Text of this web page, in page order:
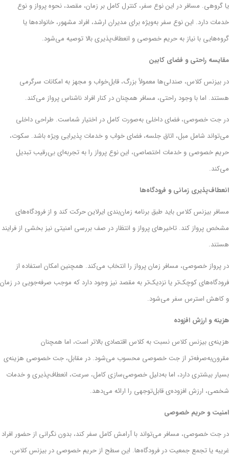
یا گروهی. مسافر در این نوع سفر، کنترل کامل بر زمان، مقصد، نحوه پرواز و نوع
خدمات دارد. این نوع سفر به‌ویژه برای مدیران ارشد، افراد مشهور، خانواده‌ها یا
گروه‌هایی با نیاز به حریم خصوصی و انعطاف‌پذیری بالا توصیه می‌شود.
مقایسه راحتی و فضای کابین
در بیزنس کلاس، صندلی‌ها معمولاً بزرگ، قابل‌خواب و مجهز به امکانات سرگرمی
هستند. اما با وجود راحتی، مسافر همچنان در کنار افراد ناشناس پرواز می‌کند.
در جت خصوصی، فضای داخلی به‌صورت کامل در اختیار شماست. طراحی داخلی
می‌تواند شامل مبل، اتاق جلسه، فضای خواب و خدمات پذیرایی ویژه باشد. سکوت،
حریم خصوصی و خدمات اختصاصی، این نوع پرواز را به تجربه‌ای بی‌رقیب تبدیل
می‌کند.
انعطاف‌پذیری زمانی و فرودگاه‌ها
مسافر بیزنس کلاس باید طبق برنامه‌ زمان‌بندی ایرلاین حرکت کند و از فرودگاه‌های
مشخص پرواز کند. تاخیرهای پرواز و انتظار در صف بررسی امنیتی نیز بخشی از فرایند
هستند.
در پرواز خصوصی، مسافر زمان پرواز را انتخاب می‌کند. همچنین امکان استفاده از
فرودگاه‌های کوچک‌تر یا نزدیک‌تر به مقصد نیز وجود دارد که موجب صرفه‌جویی در زمان
و کاهش استرس سفر می‌شود.
هزینه و ارزش افزوده
هزینه‌ی بیزنس کلاس نسبت به کلاس اقتصادی بالاتر است، اما همچنان
مقرون‌به‌صرفه‌تر از جت خصوصی محسوب می‌شود. در مقابل، جت خصوصی هزینه‌ی
بسیار بیشتری دارد، اما به‌دلیل خصوصی‌سازی کامل، سرعت، انعطاف‌پذیری و خدمات
شخصی، ارزش افزوده‌ی قابل‌توجهی را ارائه می‌دهد.
امنیت و حریم خصوصی
در جت خصوصی، مسافر می‌تواند با آرامش کامل سفر کند، بدون نگرانی از حضور افراد
غریبه یا تجمع جمعیت در فرودگاه‌ها. این سطح از حریم خصوصی در بیزنس کلاس،